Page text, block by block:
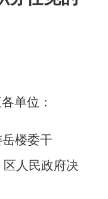
单位：
楼委干
人民政府决